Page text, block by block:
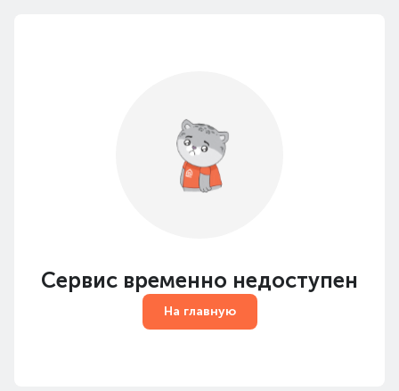
Сервис временно недоступен
На главную